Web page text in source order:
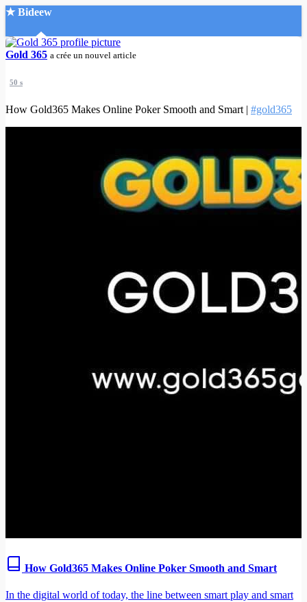
★ Bideew
Accueil
Connexion
Créer un compte
Gold 365 a crée un nouvel article
50 s
How Gold365 Makes Online Poker Smooth and Smart | #gold365
How Gold365 Makes Online Poker Smooth and Smart
In the digital world of today, the line between smart play and smart